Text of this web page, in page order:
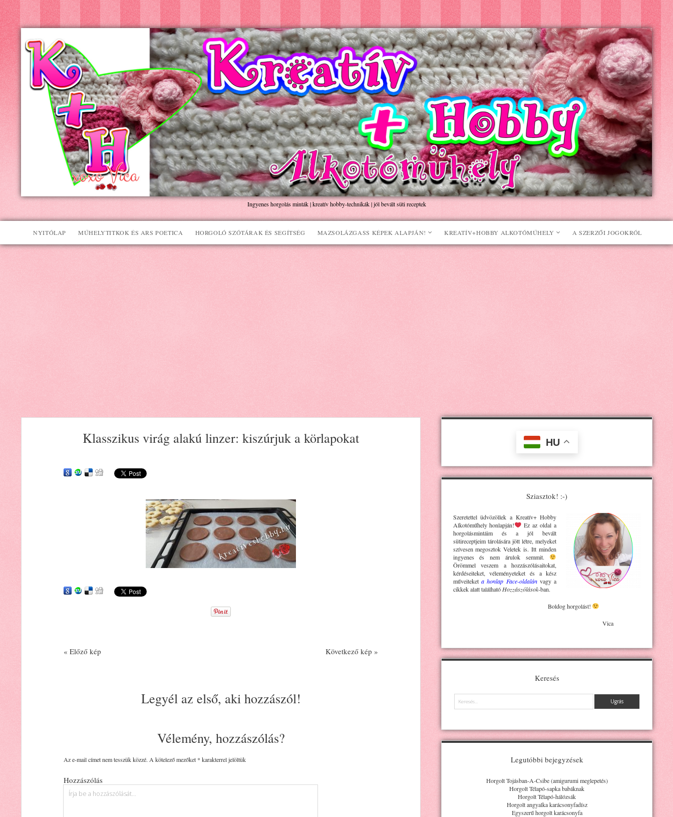
Kreatív+Hobby
Alkotóműhely
Ingyenes horgolás minták | kreatív hobby-technikák | jól bevált süti receptek
NYITÓLAP MŰHELYTITKOK ÉS ARS POETICA HORGOLÓ SZÓTÁRAK ÉS SEGÍTSÉG MAZSOLÁZGASS KÉPEK ALAPJÁN! KREATÍV+HOBBY ALKOTÓMŰHELY A SZERZŐI JOGOKRÓL
Klasszikus virág alakú linzer: kiszúrjuk a körlapokat
« Előző kép Következő kép »
Legyél az első, aki hozzászól!
Vélemény, hozzászólás?
Az e-mail címet nem tesszük közzé. A kötelező mezőket * karakterrel jelöltük
Hozzászólás
HU
Sziasztok! :-)
Szeretettel üdvözöllek a Kreatív+ Hobby
Alkotóműhelyhonlapján!
Ez az oldal a
horgolásmintáim és a jól bevált
sütireceptjeim tárolására jött létre, melyeket
szívesen megosztok Veletek is. Itt minden
ingyenes és nem árulok semmit.
Örömmel veszem a hozzászólásaitokat,
kérdéseiteket, véleményeteket és a kész
műveiteket a honlap Face-oldalánvagy a
cikkek alatt található Hozzászólások-ban.
Boldog horgolást!
Vica
Keresés
Keresés
Legutóbbi bejegyzések
Horgolt Tojásban-A-Csibe (amigurumi meglepetés)
Horgolt Télapó-sapka babáknak
Horgolt Télapó-hálózsák
Horgolt angyalka karácsonyfadísz
Egyszerű horgolt karácsonyfa